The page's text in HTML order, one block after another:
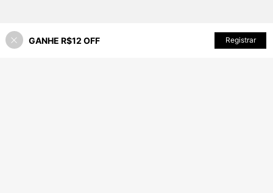
ADICIONAR AO CARRINHO
GANHE R$12 OFF Registrar